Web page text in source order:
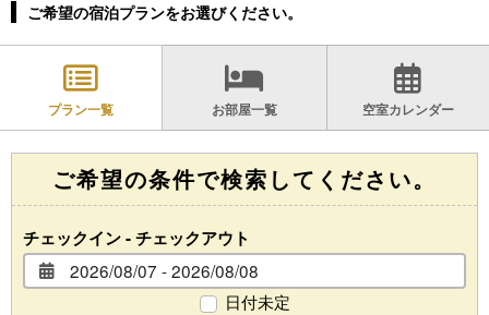
ご希望の宿泊プランをお選びください。
プラン一覧 お部屋一覧 空室カレンダー
ご希望の条件で検索してください。
チェックイン - チェックアウト
日付未定